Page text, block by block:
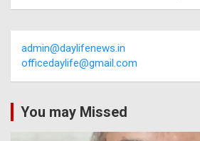
admin@daylifenews.in
officedaylife@gmail.com
You may Missed